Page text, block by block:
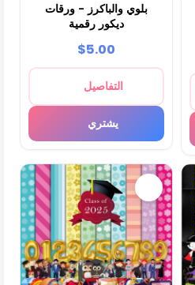
بلوي والباكرز - ورقات
ديكور رقمية
$5.00
التفاصيل
يشتري